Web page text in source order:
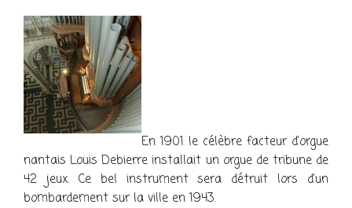
En 1901 le célèbre facteur d’orgue
nantais Louis Debierre installait un orgue de tribune de
42 jeux. Ce bel instrument sera détruit lors d’un
bombardement sur la ville en 1943.